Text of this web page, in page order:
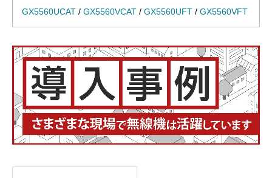
GX5560UCAT / GX5560VCAT / GX5560UFT / GX5560VFT